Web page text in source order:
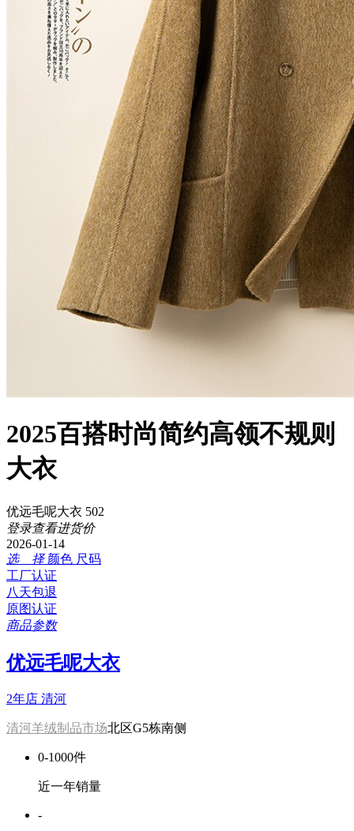
2025百搭时尚简约高领不规则
大衣
优远毛呢大衣 502
登录查看进货价
2026-01-14
选 择 颜色 尺码
工厂认证
八天包退
原图认证
商品参数
优远毛呢大衣
2年店 清河
清河羊绒制品市场北区G5栋南侧
0-1000件
近一年销量
-